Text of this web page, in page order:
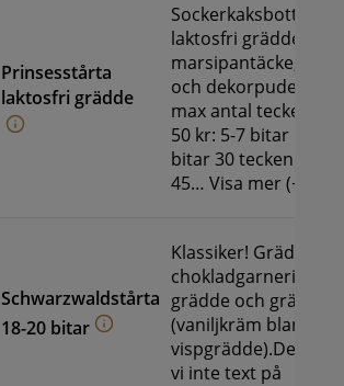
Prinsesstårta
laktosfri grädde
Sockerkaksbotten,
laktosfri grädde.
marsipantäcke,
och
max antal tecken,
50 kr: 5-7 bitar 15
bitar 30 tecken och
45… Visa mer (+)
Schwarzwaldstårta
18-20 bitar
Klassiker! Grädde
chokladgarnering,
grädde och
(vaniljkräm blandat
vispgrädde).Denna
vi inte text på